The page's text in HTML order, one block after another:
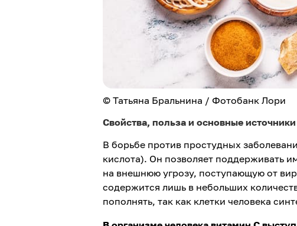
© Татьяна Бральнина / Фотобанк Лори
Свойства, польза и основные
В борьбе против простудных
кислота). Он позволяет поддерживать
на внешнюю угрозу, поступающую от
содержится лишь в небольших
пополнять, так как клетки человека